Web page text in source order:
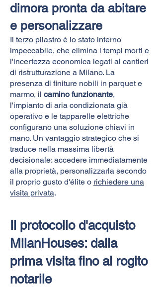
dimora pronta da abitare
e personalizzare
Il terzo pilastro è lo stato interno
impeccabile, che elimina i tempi morti e
l'incertezza economica legati ai cantieri
di ristrutturazione a Milano. La
presenza di finiture nobili in parquet e
marmo, il camino funzionante,
l'impianto di aria condizionata già
operativo e le tapparelle elettriche
configurano una soluzione chiavi in
mano. Un vantaggio strategico che si
traduce nella massima libertà
decisionale: accedere immediatamente
alla proprietà, personalizzarla secondo
il proprio gusto d'élite o richiedere una
visita privata.
Il protocollo d'acquisto
MilanHouses: dalla
prima visita fino al rogito
notarile